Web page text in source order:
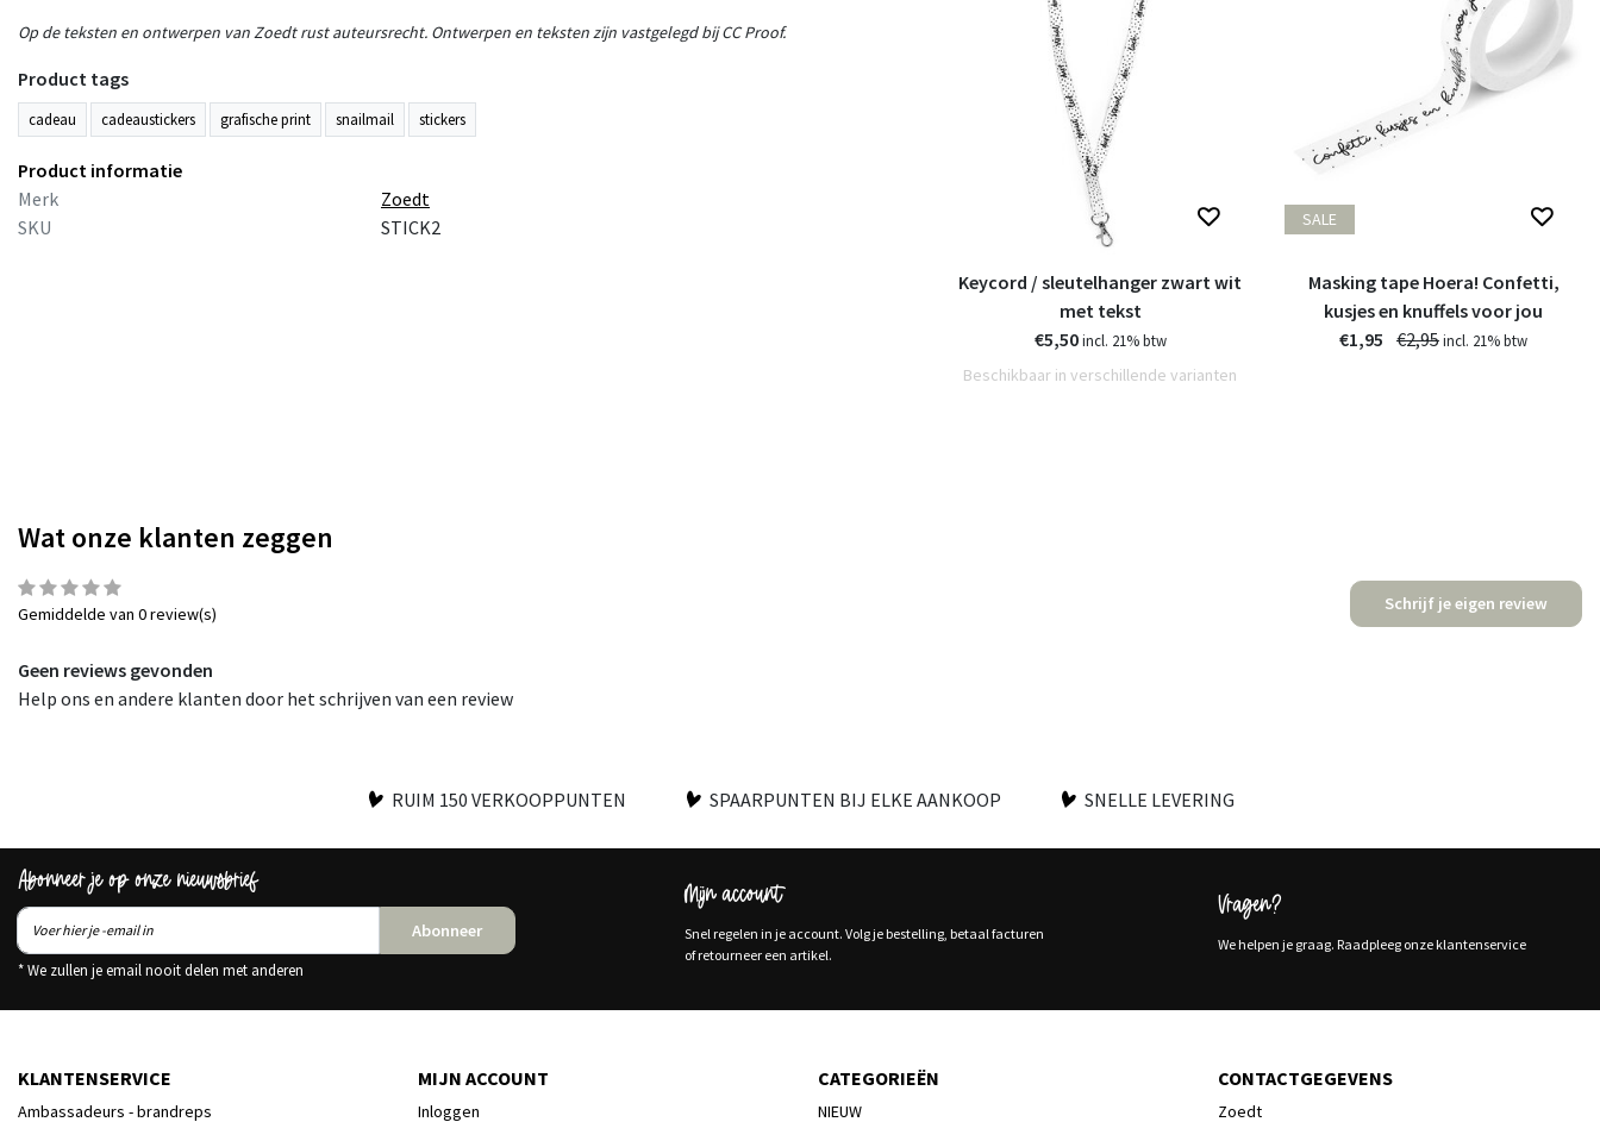
Op de teksten en ontwerpen van Zoedt rust auteursrecht. Ontwerpen en teksten zijn vastgelegd bij CC Proof.
Product tags
cadeau cadeaustickers grafische print snailmail stickers
Product informatie
Merk
Zoedt
SKU
STICK2
Keycord / sleutelhanger zwart wit
met tekst
€5,50 incl. 21% btw
Beschikbaar in verschillende varianten
SALE
Masking tape Hoera! Confetti,
kusjes en knuffels voor jou
€1,95 €2,95incl. 21% btw
Wat onze klanten zeggen
Gemiddelde van 0 review(s) Schrijf je eigen review
Geen reviews gevonden
Help ons en andere klanten door het schrijven van een review
RUIM 150 VERKOOPPUNTEN SPAARPUNTEN BIJ ELKE AANKOOP SNELLE LEVERING
Abonneer je op onze nieuwsbrief
Abonneer
* We zullen je email nooit delen met anderen
Mijn account
Snel regelen in je account. Volg je bestelling, betaal facturen
of retourneer een artikel.
Vragen?
We helpen je graag. Raadpleeg onze klantenservice
KLANTENSERVICE
Ambassadeurs - brandreps
MIJN ACCOUNT
Inloggen
CATEGORIEËN
NIEUW
CONTACTGEGEVENS
Zoedt